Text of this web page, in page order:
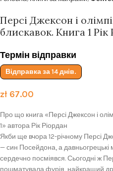
Персі Джексон і
блискавок. Книга 1 Рік
Термін відправки
Відправка за 14 днів.
zł67.00
Про що книга «Персі Джексон і
1» автора Рік Ріордан
Якби ще вчора 12-річному Персі
— син Посейдона, а давньогрецькі
сердечно посміявся. Сьогодні ж
пошматувала фурія, найкращий